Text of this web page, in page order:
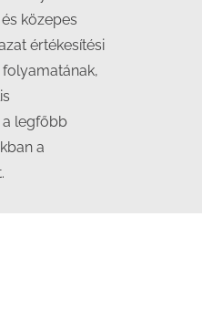
közepes
értékesítési
a legfőbb
a